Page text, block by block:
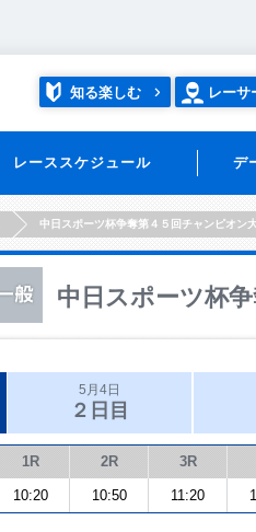
知る楽しむ レーサ
レーススケジュール デ
中日スポーツ杯争奪第４５回チャンピオン
中日スポーツ杯
5月4日
２日目
1R 2R 3R
10:20 10:50 11:20